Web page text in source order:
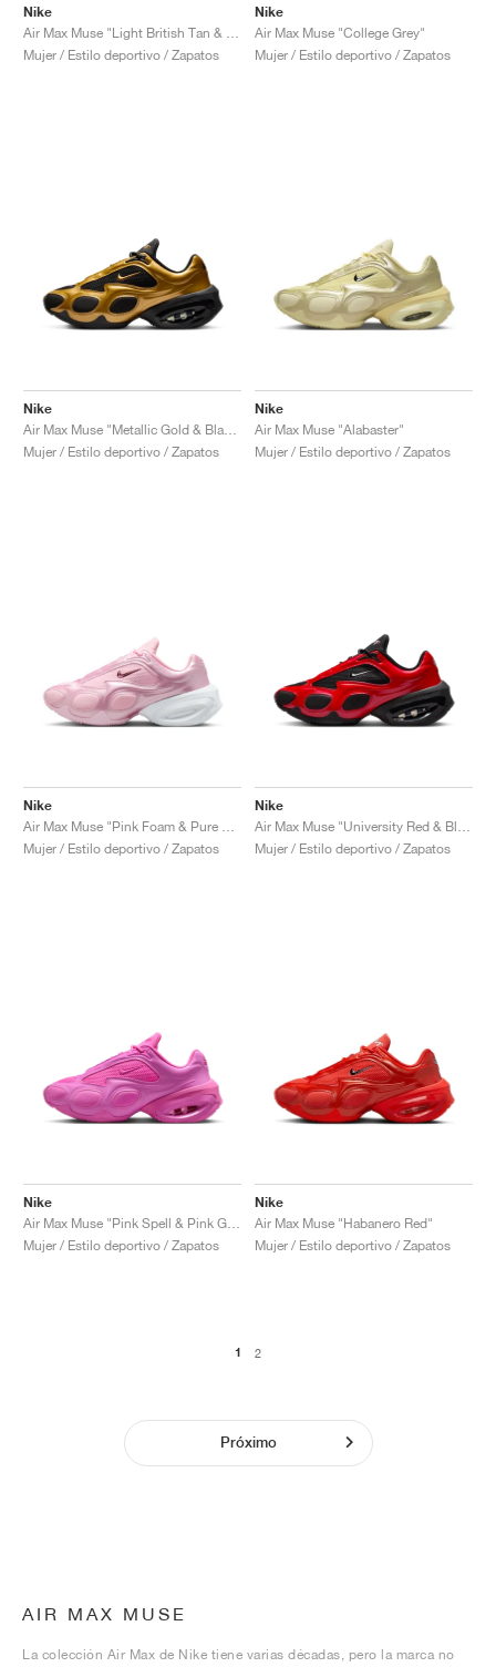
Nike
Mujer / Estilo deportivo / Zapatos
Nike
Air Max Muse "College Grey"
Mujer / Estilo deportivo / Zapatos
Nike
Mujer / Estilo deportivo / Zapatos
Nike
Air Max Muse "Alabaster"
Mujer / Estilo deportivo / Zapatos
Nike
Mujer / Estilo deportivo / Zapatos
Nike
Mujer / Estilo deportivo / Zapatos
Nike
Mujer / Estilo deportivo / Zapatos
Nike
Air Max Muse "Habanero Red"
Mujer / Estilo deportivo / Zapatos
1 2
Próximo
AIR MAX MUSE
La colección Air Max de Nike tiene varias décadas, pero la marca no